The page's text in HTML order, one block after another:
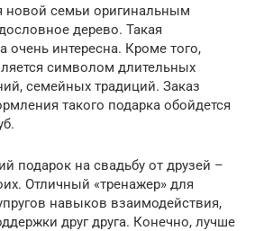
новой семьи оригинальным
дерево. Такая
очень интересна. Кроме того,
символом длительных
семейных традиций. Заказ
такого подарка обойдется
подарок на свадьбу от друзей –
Отличный «тренажер» для
навыков взаимодействия,
друг друга. Конечно, лучше